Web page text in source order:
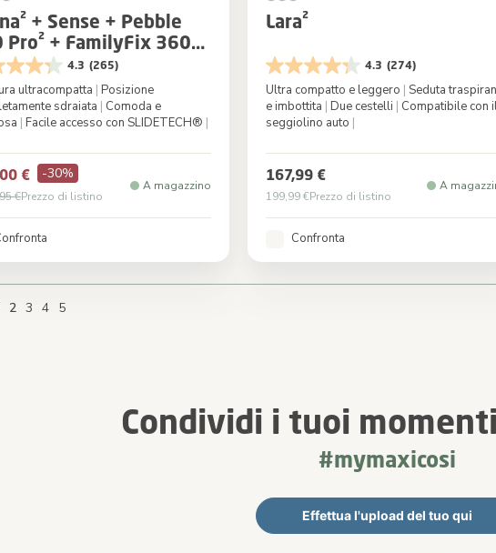
+ Sense + Pebble
Pro² + FamilyFix 360
Adattatori per
auto per neonati
4.3 (265)
ultracompatta | Posizione
sdraiata | Comoda e
| Facile accesso con SLIDETECH® |
€ -30%
€Prezzo di listino
A magazzino
Lara²
4.3 (274)
Ultra compatto e leggero | Seduta
e imbottita | Due cestelli | Compatibile con
seggiolino auto |
167,99 €
199,99 €Prezzo di listino
A
Confronta
You're currently reading page
2 Page
3 Page
4 Page
5
Condividi i tuoi
#mymaxicosi
Effettua l'upload del tuo qui